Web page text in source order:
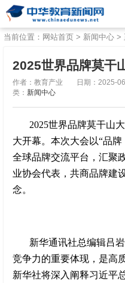
当前位置： 网站首页 > 新闻中心 >
2025世界品牌莫干
作者：教育产业 日期：2025-
类： 新闻中心
2025世界品牌莫干山
大开幕。本次大会以“品
全球品牌交流平台，汇聚
业协会代表，共商品牌建
念。
新华通讯社总编辑吕
竞争力的重要体现，是高
新华社将深入阐释习近平